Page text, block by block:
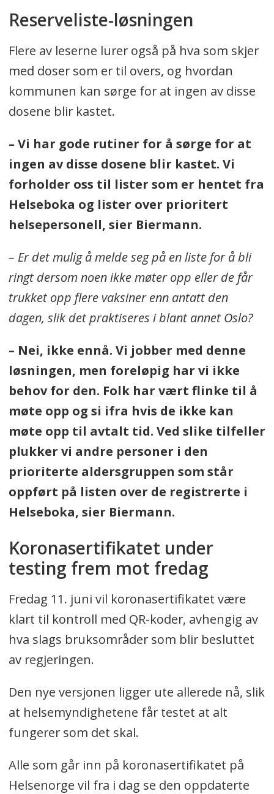
Reserveliste-løsningen
Flere av leserne lurer også på hva som skjer
med doser som er til overs, og hvordan
kommunen kan sørge for at ingen av disse
dosene blir kastet.
– Vi har gode rutiner for å sørge for at
ingen av disse dosene blir kastet. Vi
forholder oss til lister som er hentet fra
Helseboka og lister over prioritert
helsepersonell, sier Biermann.
– Er det mulig å melde seg på en liste for å bli
ringt dersom noen ikke møter opp eller de får
trukket opp flere vaksiner enn antatt den
dagen, slik det praktiseres i blant annet Oslo?
– Nei, ikke ennå. Vi jobber med denne
løsningen, men foreløpig har vi ikke
behov for den. Folk har vært flinke til å
møte opp og si ifra hvis de ikke kan
møte opp til avtalt tid. Ved slike tilfeller
plukker vi andre personer i den
prioriterte aldersgruppen som står
oppført på listen over de registrerte i
Helseboka, sier Biermann.
Koronasertifikatet under
testing frem mot fredag
Fredag 11. juni vil koronasertifikatet være
klart til kontroll med QR-koder, avhengig av
hva slags bruksområder som blir besluttet
av regjeringen.
Den nye versjonen ligger ute allerede nå, slik
at helsemyndighetene får testet at alt
fungerer som det skal.
Alle som går inn på koronasertifikatet på
Helsenorge vil fra i dag se den oppdaterte